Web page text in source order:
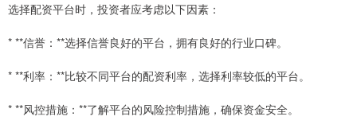
选择配资平台时，投资者应考虑以下因素：
* **信誉：**选择信誉良好的平台，拥有良好的行业口碑。
* **利率：**比较不同平台的配资利率，选择利率较低的平台。
* **风控措施：**了解平台的风险控制措施，确保资金安全。